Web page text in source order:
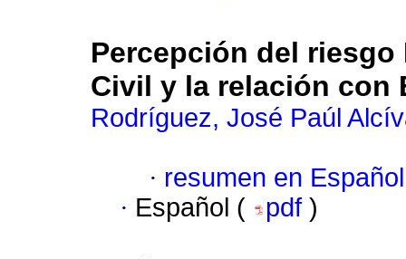
Percepción del
Civil y la relación con
Rodríguez, José Paúl
· resumen en Español
· Español ( pdf )